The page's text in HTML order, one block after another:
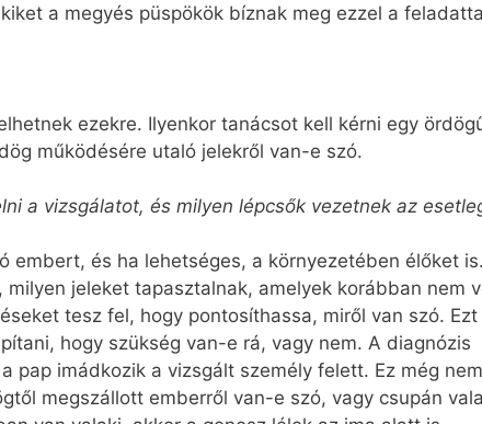
a megyés püspökök bíznak meg ezzel a
ezekre. Ilyenkor tanácsot kell kérni egy
működésére utaló jelekről van-e szó.
a vizsgálatot, és milyen lépcsők vezetnek az
embert, és ha lehetséges, a környezetében élőket
jeleket tapasztalnak, amelyek korábban nem
tesz fel, hogy pontosíthassa, miről van szó.
hogy szükség van-e rá, vagy nem. A diagnózis
pap imádkozik a vizsgált személy felett. Ez még nem
megszállott emberről van-e szó, vagy csupán